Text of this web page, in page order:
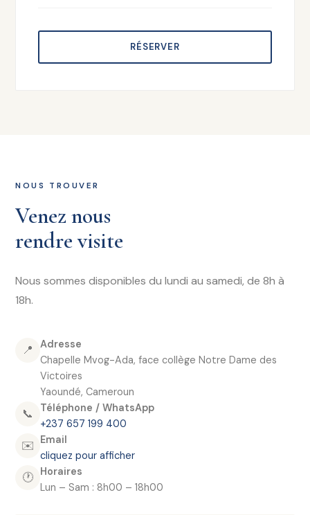
RÉSERVER
NOUS TROUVER
Venez nous
rendre visite
Nous sommes disponibles du lundi au samedi, de 8h à
18h.
📍
Adresse
Chapelle Mvog-Ada, face collège Notre Dame des
Victoires
Yaoundé, Cameroun
📞
Téléphone / WhatsApp
+237 657 199 400
✉️
Email
cliquez pour afficher
🕐
Horaires
Lun – Sam : 8h00 – 18h00